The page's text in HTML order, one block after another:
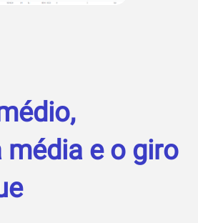
média e o giro